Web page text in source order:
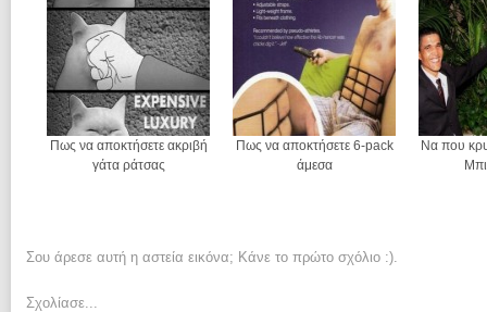
Πως να αποκτήσετε ακριβή
γάτα ράτσας
Πως να αποκτήσετε 6-pack
άμεσα
Να που
Σου άρεσε αυτή η αστεία εικόνα; Κάνε το πρώτο σχόλιο :).
Σχολίασε...